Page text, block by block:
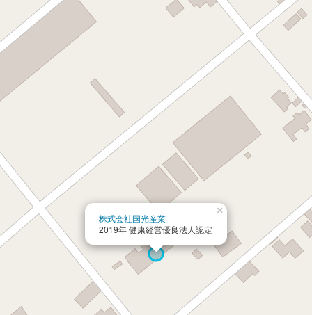
株式会社国光産業
2019年 健康経営優良法人認定
×